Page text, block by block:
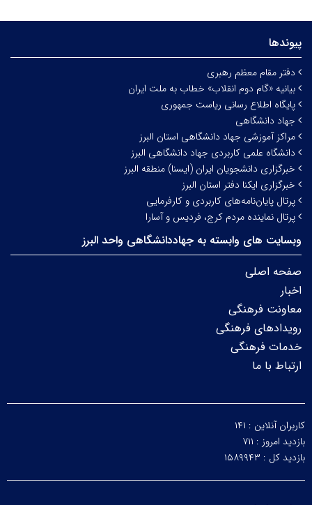
پیوندها
دفتر مقام معظم رهبری
بیانیه «گام دوم انقلاب» خطاب به ملت ایران
پایگاه اطلاع رسانی ریاست جمهوری
جهاد دانشگاهی
مراکز آموزشی جهاد دانشگاهی استان البرز
دانشگاه علمی کاربردی جهاد دانشگاهی البرز
خبرگزاری دانشجویان ایران (ایسنا) منطقه البرز
خبرگزاری ایکنا دفتر استان البرز
پرتال پایان‌نامه‌های کاربردی و کارفرمایی
پرتال نماینده مردم کرج، فردیس و آسارا
وبسایت های وابسته به جهاددانشگاهی واحد البرز
صفحه اصلی
اخبار
معاونت فرهنگی
رویدادهای فرهنگی
خدمات فرهنگی
ارتباط با ما
کاربران آنلاین : ۱۴۱
بازدید امروز : ۷۱۱
بازدید کل : ۱۵۸۹۹۴۳